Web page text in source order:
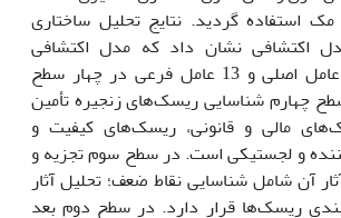
استفاده گردید. نتایج تحلیل ساختاری
اکتشافی نشان داد که مدل اکتشافی
پژوهش دارای 4 عامل اصلی و 13 عامل فرعی در چهار سطح
چهارم شناسایی ریسک‌های زنجیره تأمین
مالی و قانونی، ریسک‌های کیفیت و
و لجستیکی است. در سطح سوم تجزیه و
آن شامل شناسایی نقاط ضعف؛ تحلیل آثار
ریسک‌ها قرار دارد. در سطح دوم بعد